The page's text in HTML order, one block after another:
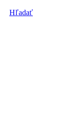
Hľadať